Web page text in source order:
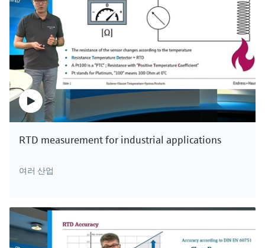
RTD measurement for industrial applications
여러 산업